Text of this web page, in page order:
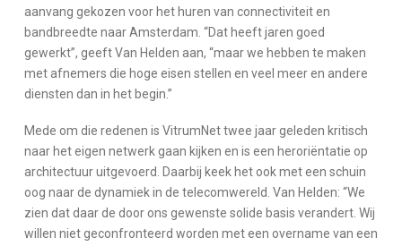
aanvang gekozen voor het huren van connectiviteit en
bandbreedte naar Amsterdam. “Dat heeft jaren goed
gewerkt”, geeft Van Helden aan, “maar we hebben te maken
met afnemers die hoge eisen stellen en veel meer en andere
diensten dan in het begin.”
Mede om die redenen is VitrumNet twee jaar geleden kritisch
naar het eigen netwerk gaan kijken en is een heroriëntatie op
architectuur uitgevoerd. Daarbij keek het ook met een schuin
oog naar de dynamiek in de telecomwereld. Van Helden: “We
zien dat daar de door ons gewenste solide basis verandert. Wij
willen niet geconfronteerd worden met een overname van een